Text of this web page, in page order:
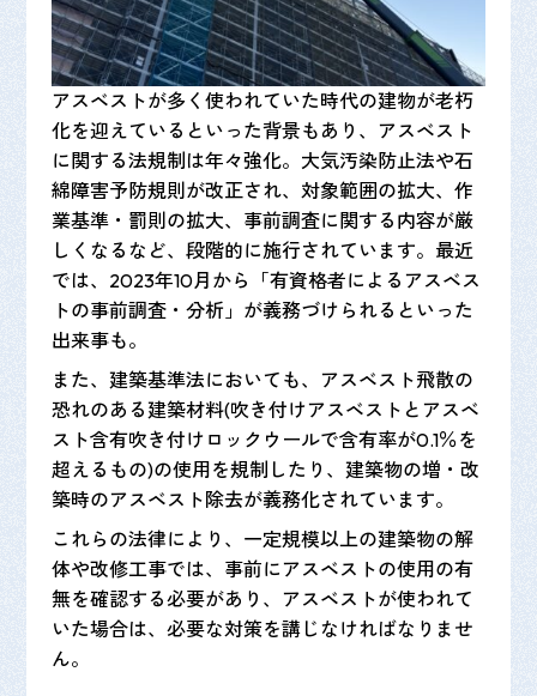
アスベストが多く使われていた時代の建物が老朽
化を迎えているといった背景もあり、アスベスト
に関する法規制は年々強化。大気汚染防止法や石
綿障害予防規則が改正され、対象範囲の拡大、作
業基準・罰則の拡大、事前調査に関する内容が厳
しくなるなど、段階的に施行されています。最近
では、2023年10月から「有資格者によるアスベス
トの事前調査・分析」が義務づけられるといった
出来事も。
また、建築基準法においても、アスベスト飛散の
恐れのある建築材料(吹き付けアスベストとアスベ
スト含有吹き付けロックウールで含有率が0.1％を
超えるもの)の使用を規制したり、建築物の増・改
築時のアスベスト除去が義務化されています。
これらの法律により、一定規模以上の建築物の解
体や改修工事では、事前にアスベストの使用の有
無を確認する必要があり、アスベストが使われて
いた場合は、必要な対策を講じなければなりませ
ん。